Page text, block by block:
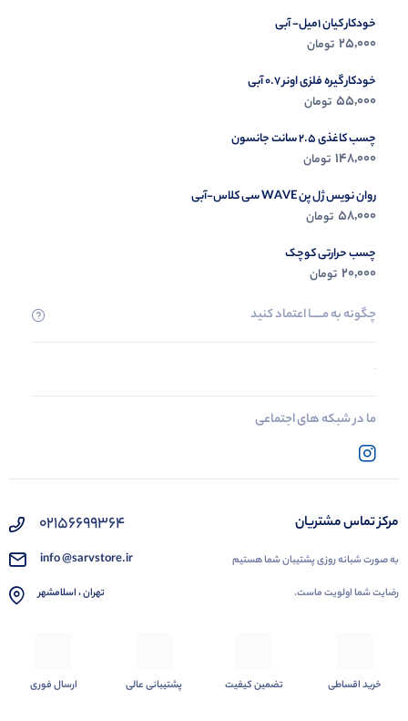
خودکار کیان 1میل- آبی
25,000 تومان
خودکار گیره فلزی اونر 0.7 آبی
55,000 تومان
چسب کاغذی 2.5 سانت جانسون
148,000 تومان
روان نویس ژل پن WAVE سی کلاس-آبی
58,000 تومان
چسب حرارتی کوچک
20,000 تومان
چگونه به مــــــا اعتماد کنید
ما در شبکه های اجتماعی
مرکز تماس مشتریان
به صورت شبانه روزی پشتیبان شما هستیم
رضایت شما اولویت ماست.
02156699364
info @sarvstore.ir
تهران ، اسلامشهر
خرید اقساطی تضمین کیفیت پشتیبانی عالی ارسال فوری